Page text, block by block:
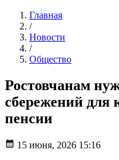
Главная
/
Новости
/
Общество
Ростовчанам
сбережений для
пенсии
15 июня, 2026 15:16